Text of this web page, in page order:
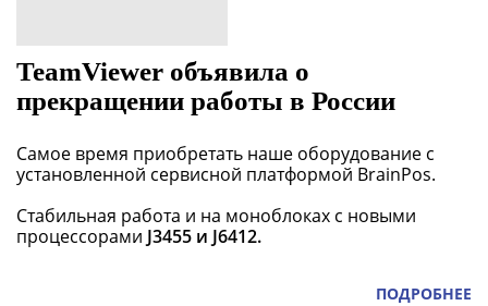
TeamViewer объявила о
прекращении работы в России
Самое время приобретать наше оборудование с
установленной сервисной платформой BrainPos.
Стабильная работа и на моноблоках с новыми
процессорами J3455 и J6412.
ПОДРОБНЕЕ